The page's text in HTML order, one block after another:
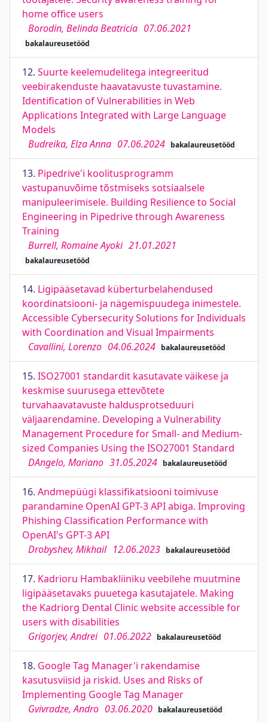
home office users
Borodin, Belinda Beatricia 07.06.2021
bakalaureusetööd
12. Suurte keelemudelitega integreeritud
veebirakenduste haavatavuste tuvastamine.
Identification of Vulnerabilities in Web
Applications Integrated with Large Language
Models
Budreika, Elza Anna 07.06.2024 bakalaureusetööd
13. Pipedrive'i koolitusprogramm
vastupanuvõime tõstmiseks sotsiaalsele
manipuleerimisele. Building Resilience to Social
Engineering in Pipedrive through Awareness
Training
Burrell, Romaine Ayoki 21.01.2021
bakalaureusetööd
14. Ligipääsetavad küberturbelahendused
koordinatsiooni- ja nägemispuudega inimestele.
Accessible Cybersecurity Solutions for Individuals
with Coordination and Visual Impairments
Cavallini, Lorenzo 04.06.2024 bakalaureusetööd
15. ISO27001 standardit kasutavate väikese ja
keskmise suurusega ettevõtete
turvahaavatavuste haldusprotseduuri
väljaarendamine. Developing a Vulnerability
Management Procedure for Small- and Medium-
sized Companies Using the ISO27001 Standard
DAngelo, Mariano 31.05.2024 bakalaureusetööd
16. Andmepüügi klassifikatsiooni toimivuse
parandamine OpenAI GPT-3 API abiga. Improving
Phishing Classification Performance with
OpenAI's GPT-3 API
Drobyshev, Mikhail 12.06.2023 bakalaureusetööd
17. Kadrioru Hambakliiniku veebilehe muutmine
ligipääsetavaks puuetega kasutajatele. Making
the Kadriorg Dental Clinic website accessible for
users with disabilities
Grigorjev, Andrei 01.06.2022 bakalaureusetööd
18. Google Tag Manager'i rakendamise
kasutusviisid ja riskid. Uses and Risks of
Implementing Google Tag Manager
Gvivradze, Andro 03.06.2020 bakalaureusetööd